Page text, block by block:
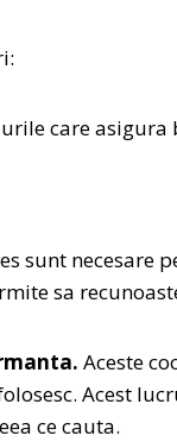
urile care
sunt necesare
sa
Aceste
Acest
ce cauta.